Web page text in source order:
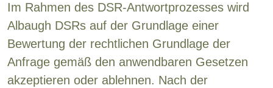
Im Rahmen des DSR-Antwortprozesses wird
Albaugh DSRs auf der Grundlage einer
Bewertung der rechtlichen Grundlage der
Anfrage gemäß den anwendbaren Gesetzen
akzeptieren oder ablehnen. Nach der